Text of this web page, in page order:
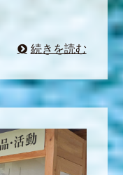
続きを読む